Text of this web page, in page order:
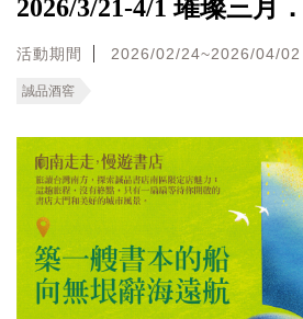
2026/3/21-4/1 璀璨三月
活動期間 2026/02/24~2026/04/02
誠品酒窖